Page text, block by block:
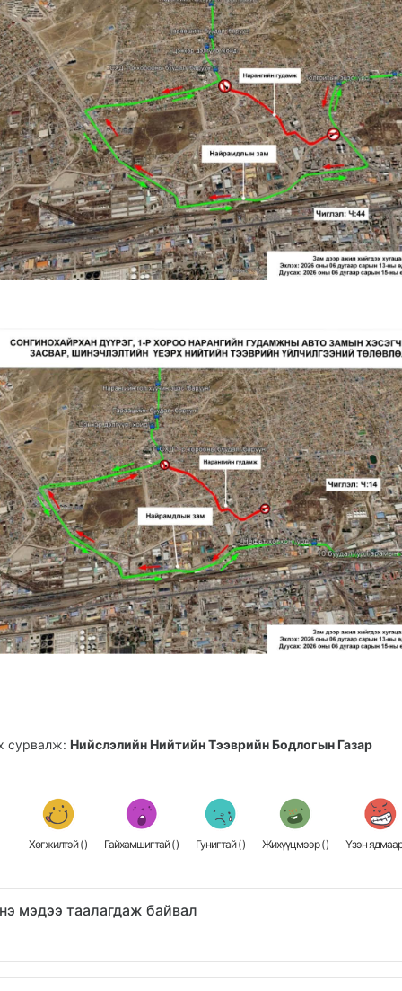
сурвалж: Нийслэлийн Нийтийн Тээврийн Бодлогын Газар
Хөгжилтэй () Гайхамшигтай () Гунигтай () Жихүүцмээр () Үзэн
мэдээ таалагдаж байвал